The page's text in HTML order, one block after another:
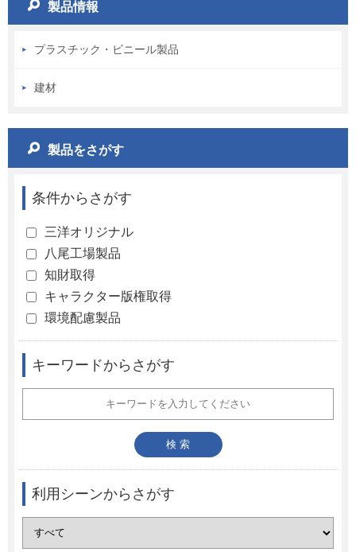
製品情報
プラスチック・ビニール製品
建材
製品をさがす
条件からさがす
三洋オリジナル
八尾工場製品
知財取得
キャラクター版権取得
環境配慮製品
キーワードからさがす
利用シーンからさがす